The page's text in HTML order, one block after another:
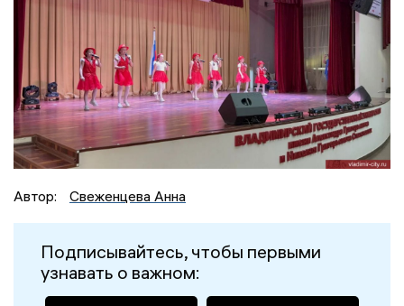
Автор: Свеженцева Анна
Подписывайтесь, чтобы первыми
узнавать о важном: